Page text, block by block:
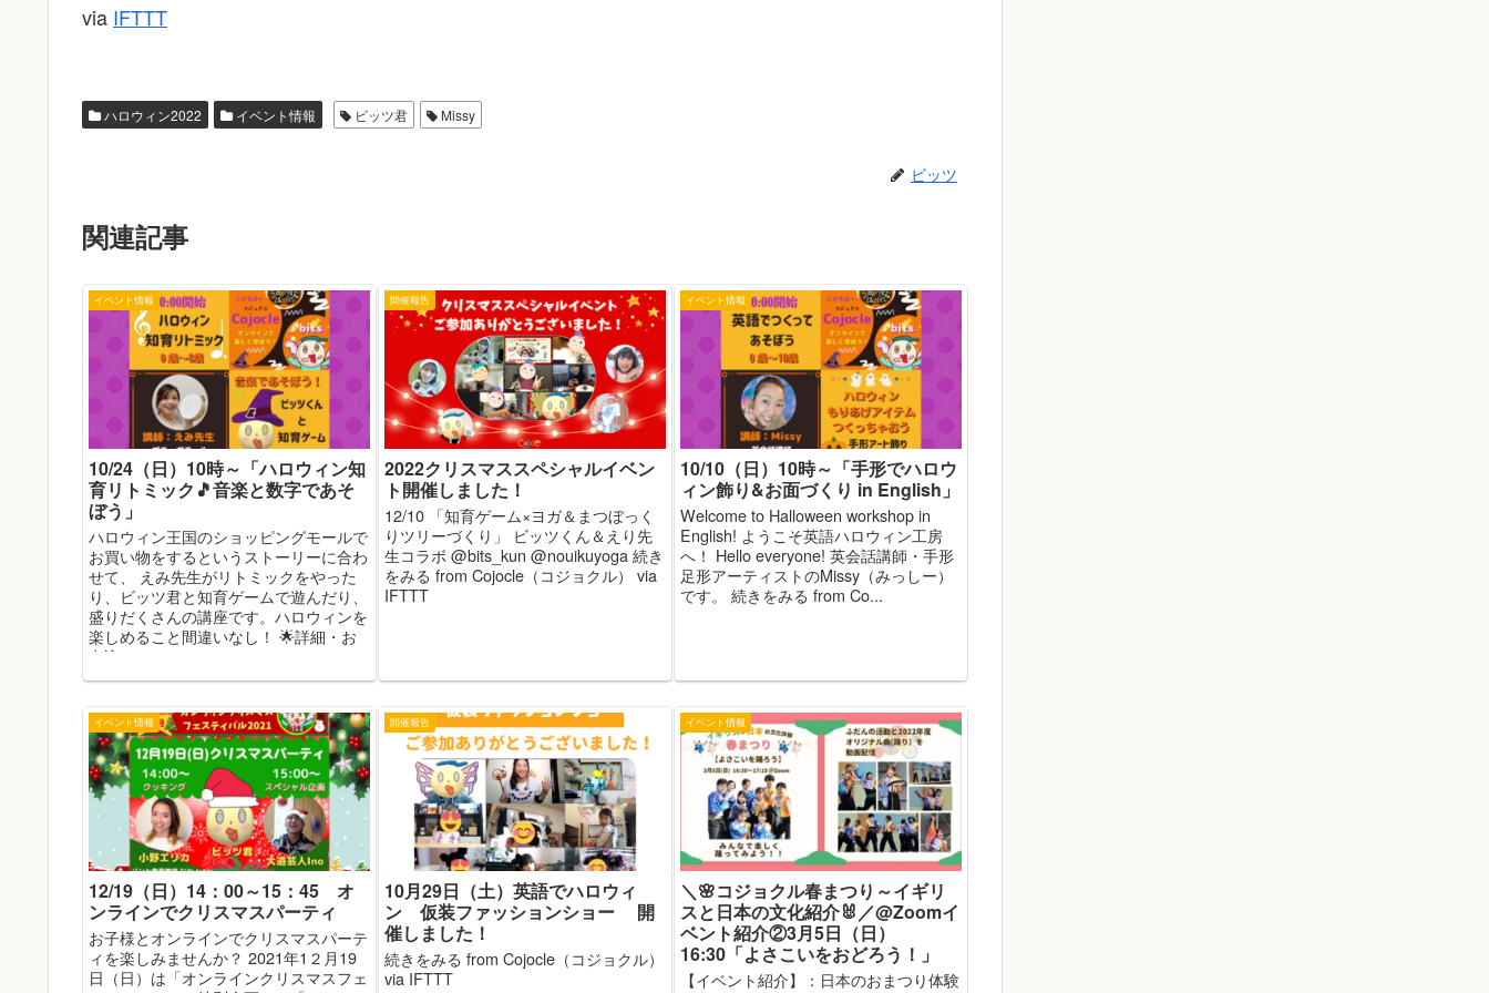
via IFTTT
ハロウィン2022 イベント情報 ビッツ君 Missy
ビッツ
関連記事
イベント情報
10/24（日）10時～「ハロウィン知
育リトミック🎵音楽と数字であそ
ぼう」
ハロウィン王国のショッピングモールで
お買い物をするというストーリーに合わ
せて、 えみ先生がリトミックをやった
り、ビッツ君と知育ゲームで遊んだり、
盛りだくさんの講座です。ハロウィンを
楽しめること間違いなし！ 🌟詳細・お
申込み...
開催報告
2022クリスマススペシャルイベン
ト開催しました！
12/10 「知育ゲーム×ヨガ＆まつぼっく
りツリーづくり」 ビッツくん＆えり先
生コラボ @bits_kun @nouikuyoga 続き
をみる from Cojocle（コジョクル） via
IFTTT
イベント情報
10/10（日）10時～「手形でハロウ
ィン飾り&お面づくり in English」
Welcome to Halloween workshop in
English! ようこそ英語ハロウィン工房
へ！ Hello everyone! 英会話講師・手形
足形アーティストのMissy（みっしー）
です。 続きをみる from Co...
イベント情報
12/19（日）14：00～15：45 オ
ンラインでクリスマスパーティ
お子様とオンラインでクリスマスパーテ
ィを楽しみませんか？ 2021年1２月19
日（日）は「オンラインクリスマスフェ
開催報告
10月29日（土）英語でハロウィ
ン 仮装ファッションショー 開
催しました！
続きをみる from Cojocle（コジョクル）
via IFTTT
イベント情報
＼🌸コジョクル春まつり～イギリ
スと日本の文化紹介🐰／@Zoomイ
ベント紹介②3月5日（日）
16:30「よさこいをおどろう！」
【イベント紹介】：日本のおまつり体験